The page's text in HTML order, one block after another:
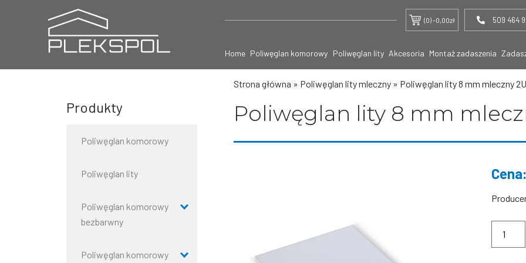
(0) -0,00zł 509 464
Home Poliwęglan komorowy Poliwęglan lity Akcesoria Montaż zadaszenia
Strona główna » Poliwęglan lity mleczny » Poliwęglan lity 8 mm mleczny
Poliwęglan lity 8 mm
Produkty
Poliwęglan komorowy
Poliwęglan lity
Poliwęglan komorowy
bezbarwny
Poliwęglan komorowy